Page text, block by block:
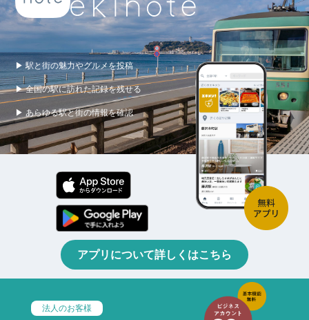
▶ 駅と街の魅力やグルメを投稿
▶ 全国の駅に訪れた記録を残せる
▶ あらゆる駅と街の情報を確認
アプリについて詳しくはこちら
法人のお客様